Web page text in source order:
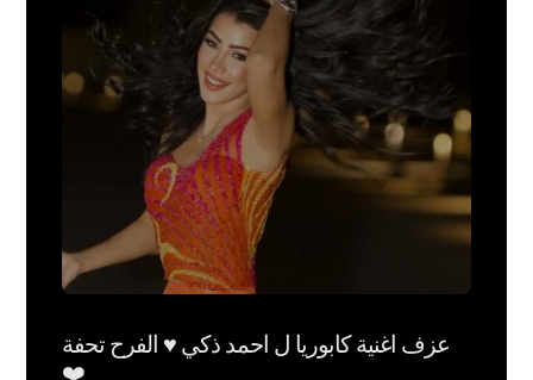
عزف اغنية كابوريا ل احمد ذكي ♥️ الفرح تحفة
❤️